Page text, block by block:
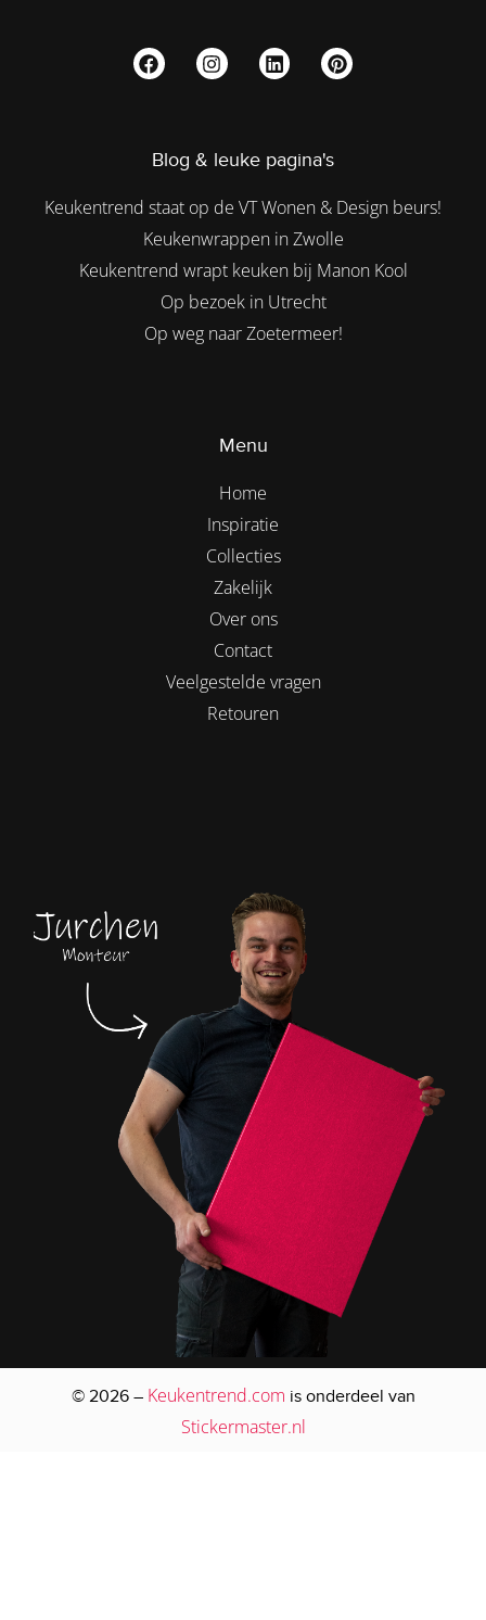
Blog & leuke pagina's
Keukentrend staat op de VT Wonen & Design beurs!
Keukenwrappen in Zwolle
Keukentrend wrapt keuken bij Manon Kool
Op bezoek in Utrecht
Op weg naar Zoetermeer!
Menu
Home
Inspiratie
Collecties
Zakelijk
Over ons
Contact
Veelgestelde vragen
Retouren
© 2026 – Keukentrend.com is onderdeel van
Stickermaster.nl